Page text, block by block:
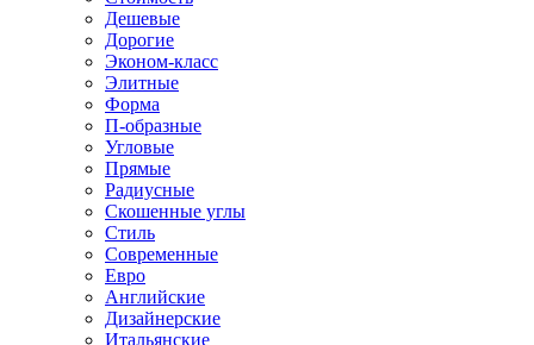
Дешевые
Дорогие
Эконом-класс
Элитные
Форма
П-образные
Угловые
Прямые
Радиусные
Скошенные углы
Стиль
Современные
Евро
Английские
Дизайнерские
Итальянские